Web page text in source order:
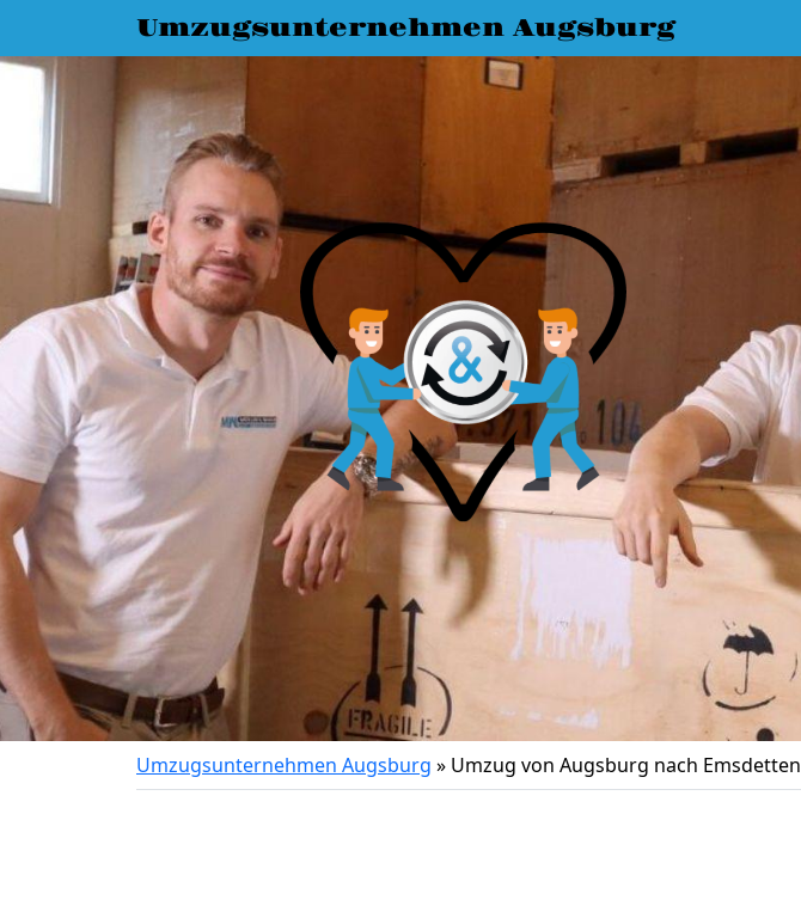
Umzugsunternehmen Augsburg
Umzugsunternehmen Augsburg » Umzug von Augsburg nach Emsdetten